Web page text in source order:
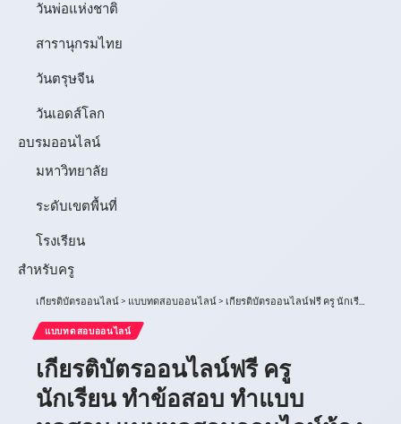
วันพ่อแห่งชาติ
สารานุกรมไทย
วันตรุษจีน
วันเอดส์โลก
อบรมออนไลน์
มหาวิทยาลัย
ระดับเขตพื้นที่
โรงเรียน
สำหรับครู
เกียรติบัตรออนไลน์> แบบทดสอบออนไลน์> เกียรติบัตรออนไลน์ฟรี ครู นักเรียน ทำข้อสอบ ทำแบบทดสอบ แบบทดสอบออนไลน์ห้องสมุดประชาชนอำเภอแก่งหางแมว จัดโครงการส่งเสริมการอ่านเพื่อการเรียนรู้ตามอัธยาศัยออนไลน์ “กิจกรรมวันที่ระลึกสากลแห่งการรู้หนังสือเกียรติบัตรออนไลน์ฟรี ครู นักเรียน ทำข้อสอบ ทำแบบทดสอบ แบบทดสอบออนไลน์
แบบทดสอบออนไลน์
เกียรติบัตรออนไลน์ฟรี ครู
นักเรียน ทำข้อสอบ ทำแบบ